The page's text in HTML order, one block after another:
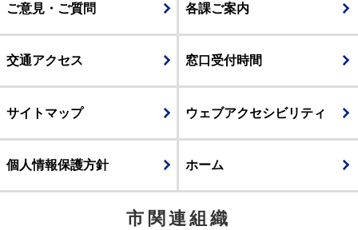
ご意見・ご質問 各課ご案内
交通アクセス 窓口受付時間
サイトマップ ウェブアクセシビリティ
個人情報保護方針 ホーム
市関連組織